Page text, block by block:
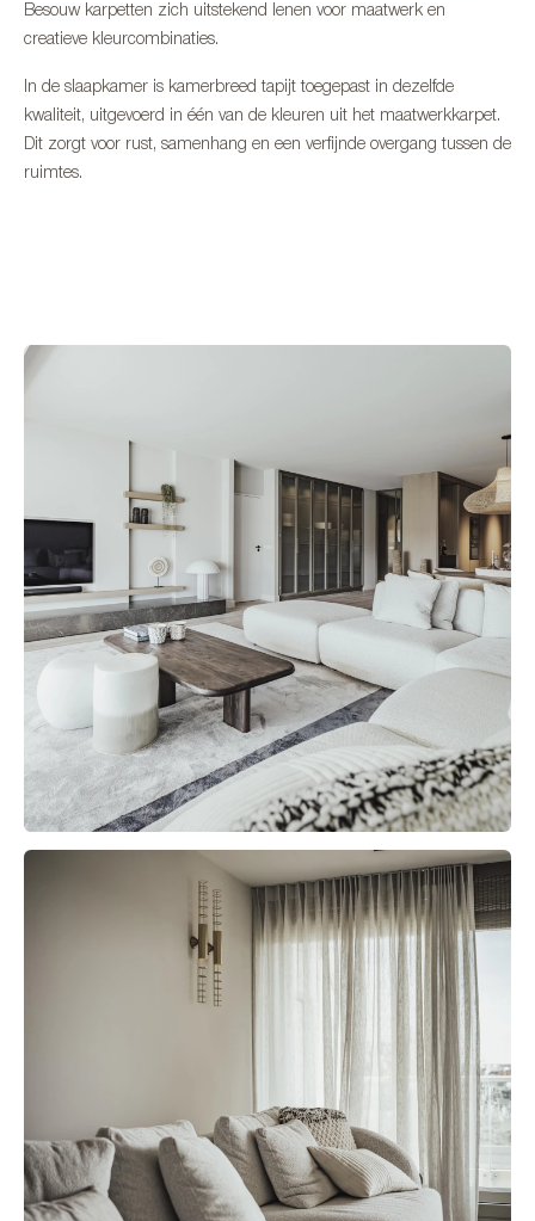
Besouw karpetten zich uitstekend lenen voor maatwerk en
creatieve kleurcombinaties.
In de slaapkamer is kamerbreed tapijt toegepast in dezelfde
kwaliteit, uitgevoerd in één van de kleuren uit het maatwerkkarpet.
Dit zorgt voor rust, samenhang en een verfijnde overgang tussen de
ruimtes.